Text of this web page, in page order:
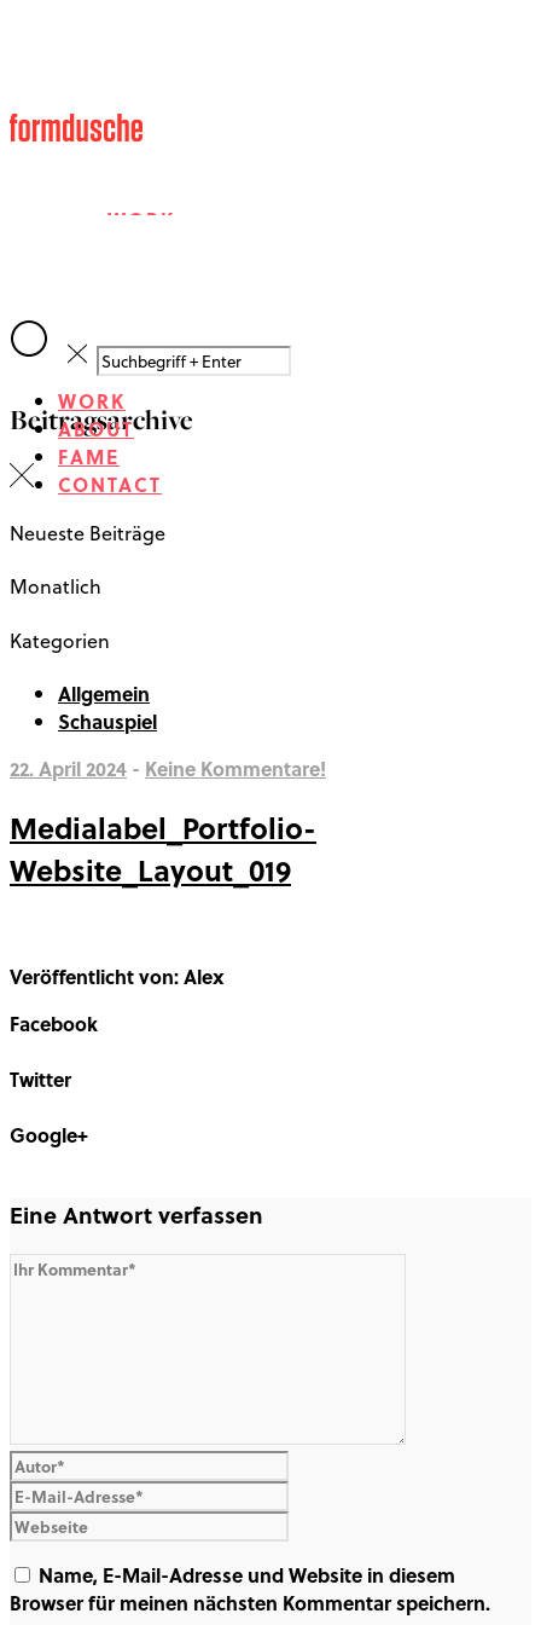
WORK
FAME
CONTACT
WORK
ABOUT
FAME
CONTACT
Beitragsarchive
Neueste Beiträge
Monatlich
Kategorien
Allgemein
Schauspiel
22. April 2024 - Keine Kommentare!
Medialabel_Portfolio-
Website_Layout_019
Veröffentlicht von: Alex
Facebook
Twitter
Google+
Eine Antwort verfassen
Name, E-Mail-Adresse und Website in diesem
Browser für meinen nächsten Kommentar speichern.